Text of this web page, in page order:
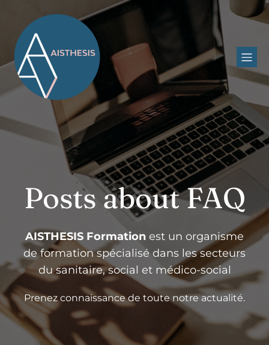
Posts about FAQ
AISTHESIS Formation est un organisme
de formation spécialisé dans les secteurs
du sanitaire, social et médico-social
Prenez connaissance de toute notre actualité.